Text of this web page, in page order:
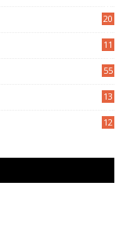
20
11
55
13
12